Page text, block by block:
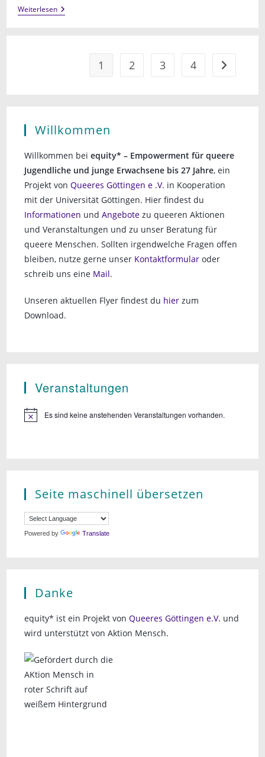
WeiterlesenTrans*inter*Schwimmen
1 2 3 4 Gehe zur
Willkommen
Willkommen beiequity* – Empowerment für queere
Jugendliche und junge Erwachsene bis 27 Jahre, ein
Projekt vonQueeres Göttingen e .V. in Kooperation
mit der Universität Göttingen. Hier findest du
Informationen undAngebote zu queeren Aktionen
und Veranstaltungen und zu unser Beratung für
queere Menschen. Sollten irgendwelche Fragen offen
bleiben, nutze gerne unser Kontaktformular oder
schreib uns eine Mail.
Unseren aktuellen Flyer findest du hier zum
Download.
Veranstaltungen
Es sind keine anstehenden Veranstaltungen vorhanden.
Seite maschinell übersetzen
Powered by Translate
Danke
equity* ist ein Projekt vonQueeres Göttingen e.V. und
wird unterstützt von Aktion Mensch.